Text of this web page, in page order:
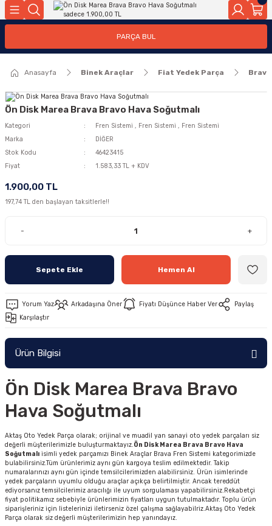
Geri Dön
Geri Dön
PARÇA BUL
Anasayfa Binek Araçlar Fiat Yedek Parça Brava
Ön Disk Marea Brava Bravo Hava Soğutmalı
Kategori Fren Sistemi , Fren Sistemi , Fren Sistemi
Marka
DİĞER
Stok Kodu
46423415
Fiyat
1.583,33 TL + KDV
1.900,00 TL
197,74 TL den başlayan taksitlerle!!
- +
Sepete Ekle Hemen Al
Yorum Yaz Arkadaşına Öner Fiyatı Düşünce Haber Ver
Paylaş
Karşılaştır
Ürün Bilgisi
Ön Disk Marea Brava Bravo
Hava Soğutmalı
Aktaş Oto Yedek Parça olarak; orijinal ve muadil yan sanayi oto yedek parçaları siz
değerli müşterilerimizle buluşturmaktayız.Ön Disk Marea Brava Bravo Hava
Soğutmalı isimli yedek parçamızı Binek Araçlar Brava Fren Sistemi kategorimizde
bulabilirsiniz.Tüm ürünlerimiz aynı gün kargoya teslim edilmektedir. Takip
numaralarınızı aynı gün içinde temsilcilerimizden alabilirsiniz. Ürün isimlerinde
yedek parçaların uyumlu olduğu araçlar açıkça belirtilmiştir. Ancak tereddüt
ediyorsanız temsilcilerimiz aracılığı ile uyum sorgulaması yapabilirsiniz.Rekabetçi
fiyat politikamız sebebiyle ürünlerimizin fiyatları uygun tutulmaktadır. Toplu ürün
siparişleriniz için listelerinizi iletirseniz özel çalışma sağlayabilriz.Aktaş Oto Yedek
Parça olarak siz değerli müşterilerimizin hep yanındayız.